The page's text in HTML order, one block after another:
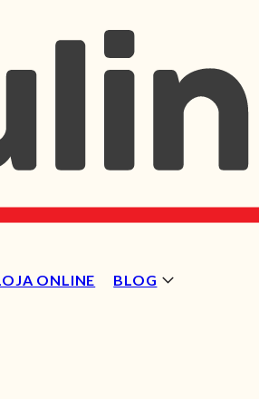
ONLINE BLOG